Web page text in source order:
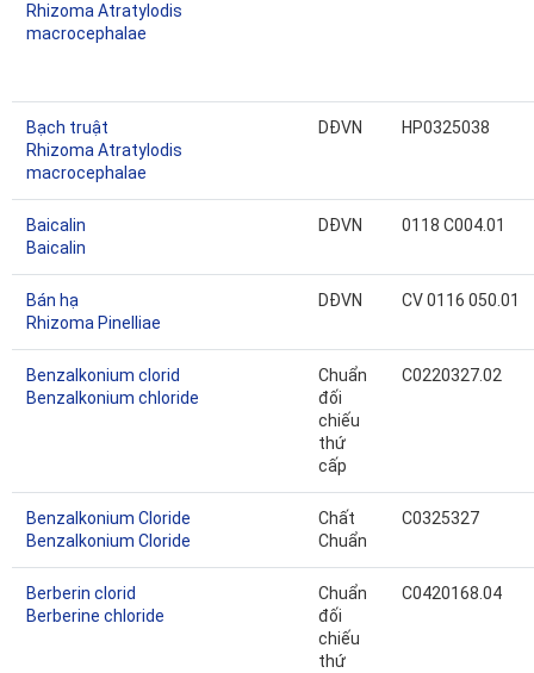
Rhizoma Atratylodis
macrocephalae
Bạch truật
Rhizoma Atratylodis
macrocephalae
DĐVN HP0325038
Baicalin
Baicalin
DĐVN 0118 C004.01
Bán hạ
Rhizoma Pinelliae
DĐVN CV 0116 050.01
Benzalkonium clorid
Benzalkonium chloride
Chuẩn
đối
chiếu
thứ
cấp
C0220327.02
Benzalkonium Cloride
Benzalkonium Cloride
Chất
Chuẩn
C0325327
Berberin clorid
Berberine chloride
Chuẩn
đối
chiếu
thứ
C0420168.04